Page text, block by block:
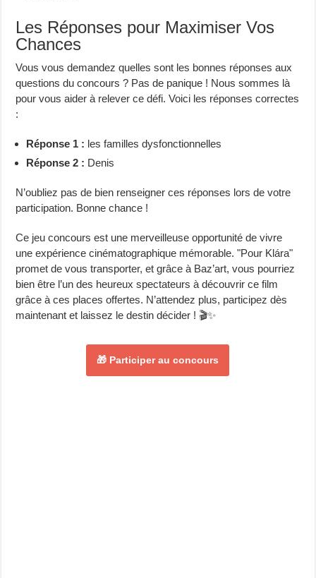
Les Réponses pour Maximiser Vos
Chances
Vous vous demandez quelles sont les bonnes réponses aux
questions du concours ? Pas de panique ! Nous sommes là
pour vous aider à relever ce défi. Voici les réponses correctes
:
Réponse 1 : les familles dysfonctionnelles
Réponse 2 : Denis
N’oubliez pas de bien renseigner ces réponses lors de votre
participation. Bonne chance !
Ce jeu concours est une merveilleuse opportunité de vivre
une expérience cinématographique mémorable. "Pour Klára"
promet de vous transporter, et grâce à Baz’art, vous pourriez
bien être l’un des heureux spectateurs à découvrir ce film
grâce à ces places offertes. N’attendez plus, participez dès
maintenant et laissez le destin décider ! 🎬✨
🎁 Participer au concours